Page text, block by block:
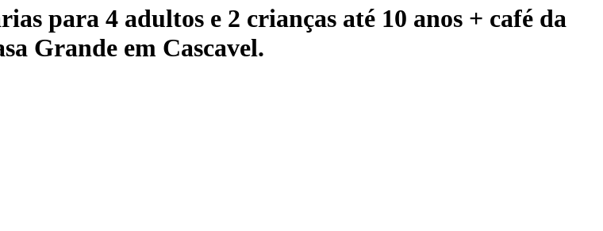
para 4 adultos e 2 crianças até 10 anos + café da
Grande em Cascavel.